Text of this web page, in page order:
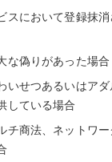
スにおいて登録抹
な偽りがあった場合
いせつあるいはア
している場合
チ商法、ネットワ